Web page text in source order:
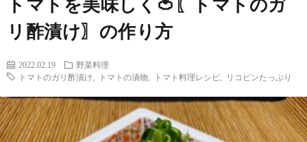
合
わ
プ
イ
バ
リ酢漬け〗の作り方
2022.02.19
野菜料理
トマトのガリ酢漬け
トマトの漬物 トマト料理レシピ リコピンたっぷり